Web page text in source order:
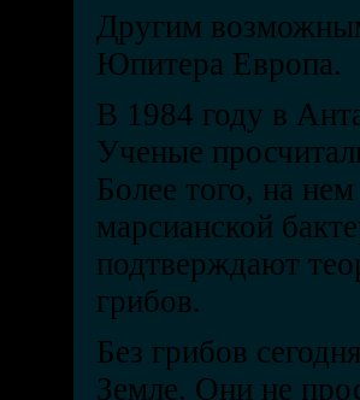
Другим
Юпитера Европа.
В 1984 году в
Ученые
Более того, на
марсианской
подтверждают
грибов.
Без грибов
Земле. Они не